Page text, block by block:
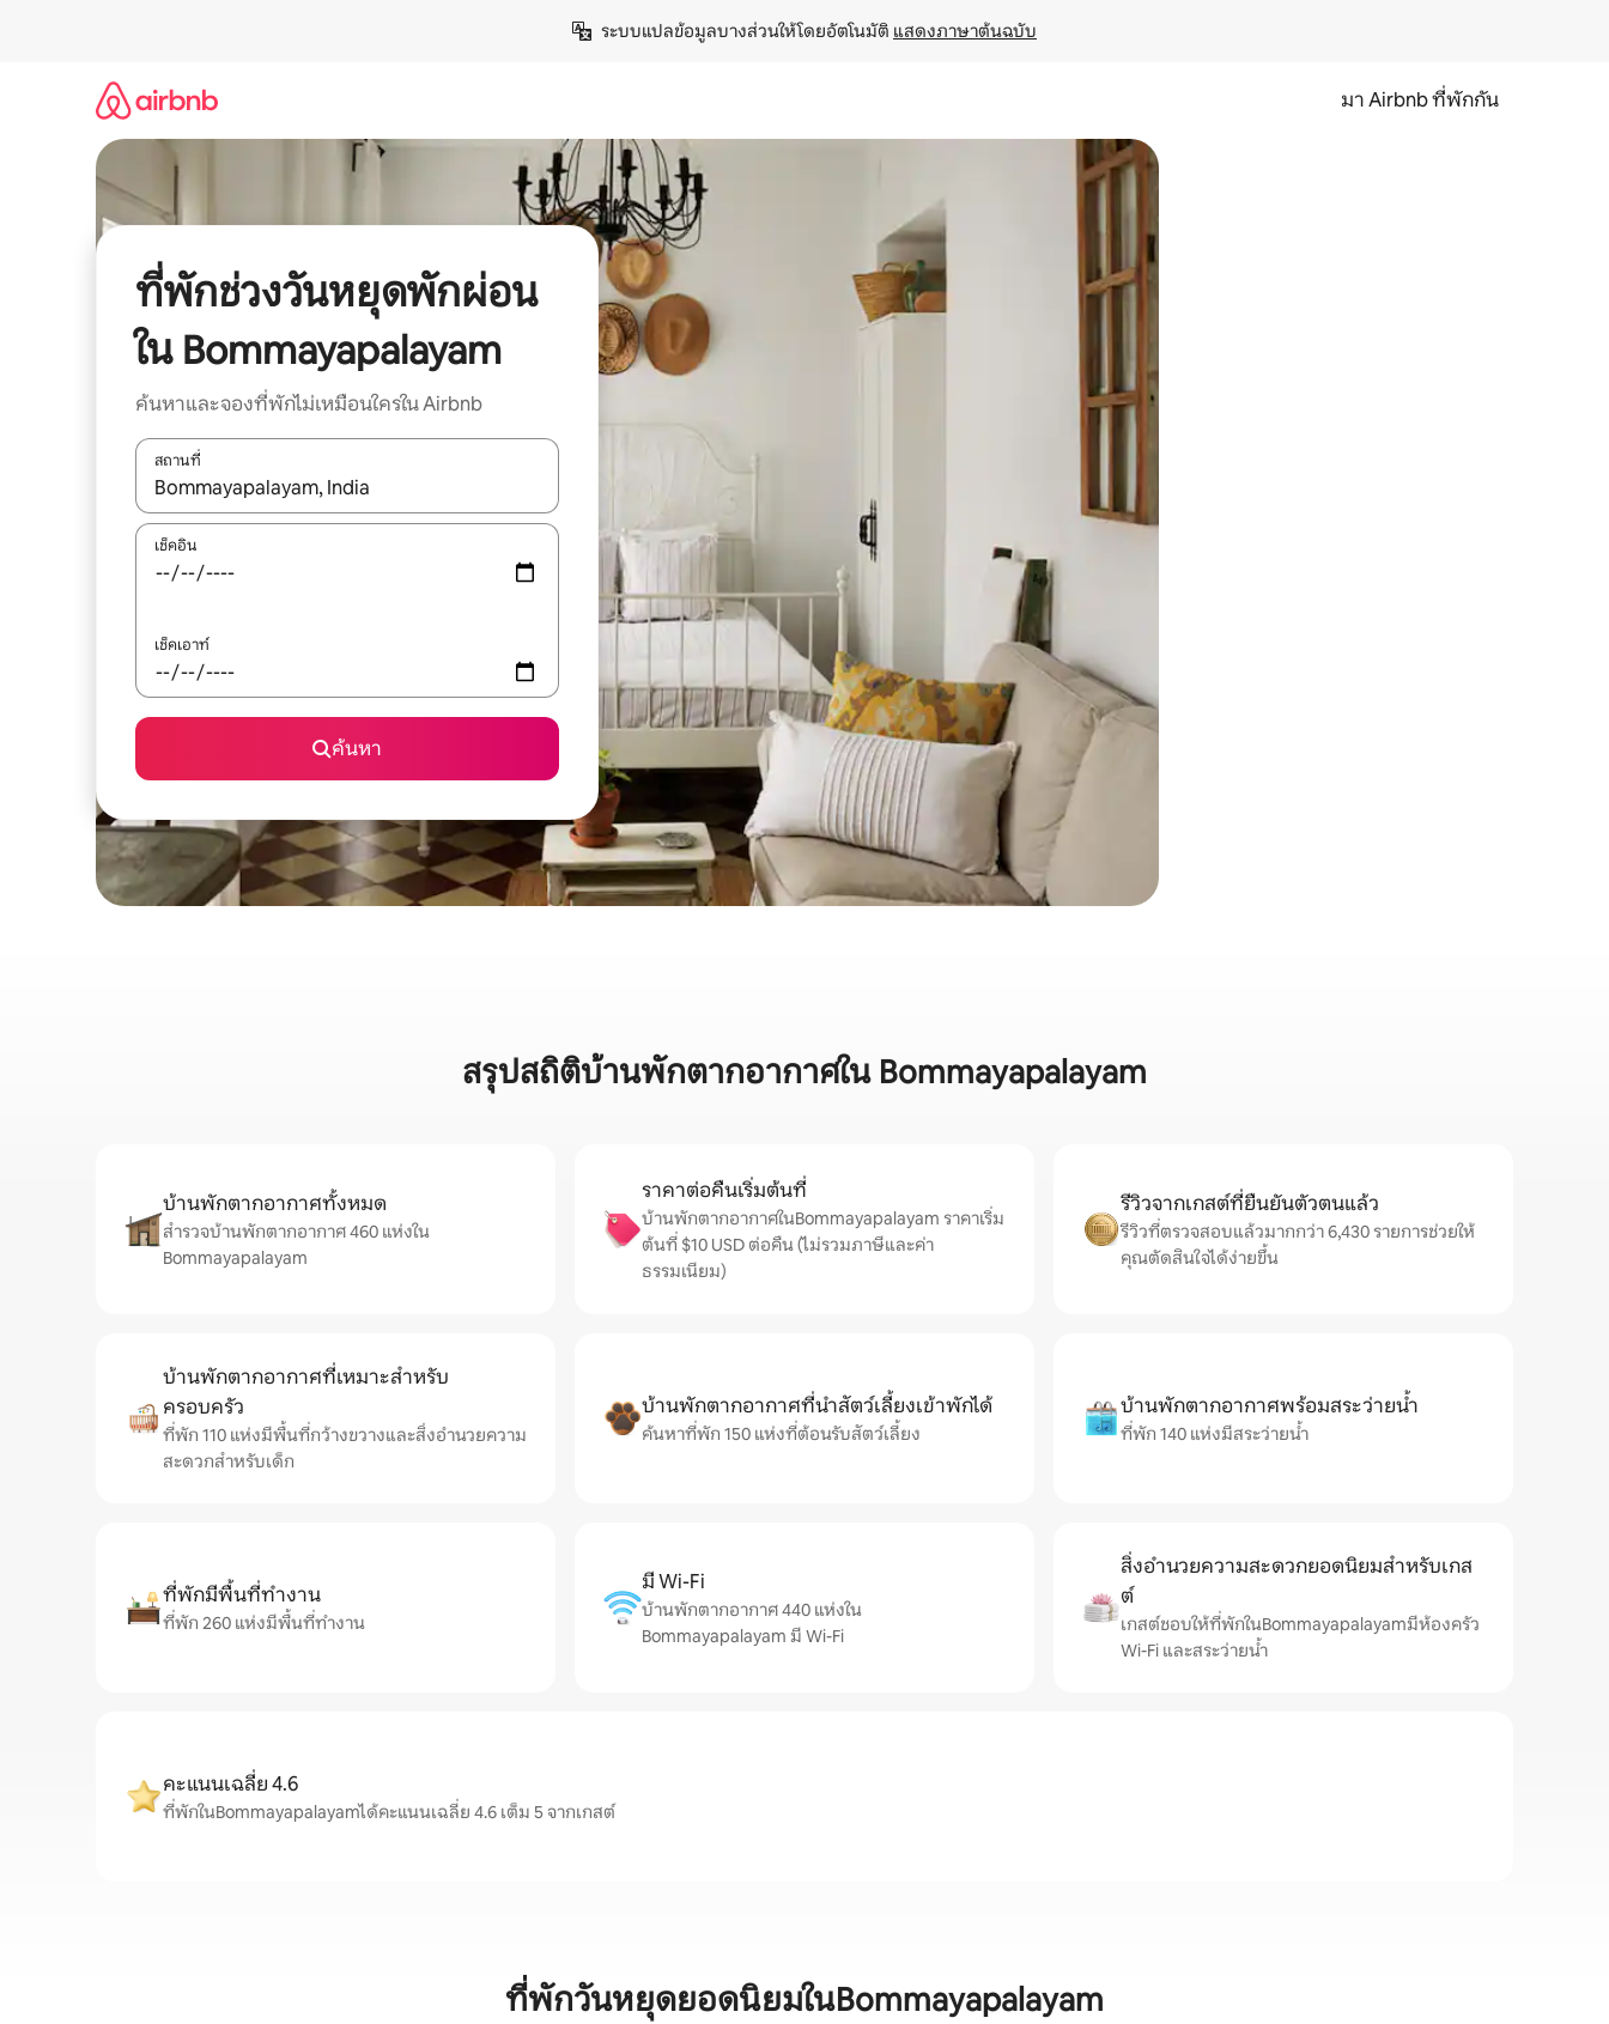
ระบบแปลข้อมูลบางส่วนให้โดยอัตโนมัติ แสดงภาษาต้นฉบับ
มา Airbnb ที่พักกัน
ที่พักช่วงวันหยุดพักผ่อน
ใน Bommayapalayam
ค้นหาและจองที่พักไม่เหมือนใครใน Airbnb
สถานที่
ใช้ลูกศรขึ้นลง หรือใช้การสัมผัสหรือปัด เพื่อสำรวจผลการค้นหา
เช็คอิน
เช็คเอาท์
ค้นหา
สรุปสถิติบ้านพักตากอากาศใน Bommayapalayam
บ้านพักตากอากาศทั้งหมด
สำรวจบ้านพักตากอากาศ 460 แห่งใน
Bommayapalayam
ราคาต่อคืนเริ่มต้นที่
บ้านพักตากอากาศในBommayapalayam ราคาเริ่ม
ต้นที่ $10 USD ต่อคืน (ไม่รวมภาษีและค่า
ธรรมเนียม)
รีวิวจากเกสต์ที่ยืนยันตัวตนแล้ว
รีวิวที่ตรวจสอบแล้วมากกว่า 6,430 รายการช่วยให้
คุณตัดสินใจได้ง่ายขึ้น
บ้านพักตากอากาศที่เหมาะสำหรับ
ครอบครัว
ที่พัก 110 แห่งมีพื้นที่กว้างขวางและสิ่งอำนวยความ
สะดวกสำหรับเด็ก
บ้านพักตากอากาศที่นำสัตว์เลี้ยงเข้าพักได้
ค้นหาที่พัก 150 แห่งที่ต้อนรับสัตว์เลี้ยง
บ้านพักตากอากาศพร้อมสระว่ายน้ำ
ที่พัก 140 แห่งมีสระว่ายน้ำ
ที่พักมีพื้นที่ทำงาน
ที่พัก 260 แห่งมีพื้นที่ทำงาน
มี Wi-Fi
บ้านพักตากอากาศ 440 แห่งใน
Bommayapalayam มี Wi-Fi
สิ่งอำนวยความสะดวกยอดนิยมสำหรับเกส
ต์
เกสต์ชอบให้ที่พักในBommayapalayamมีห้องครัว
Wi-Fi และสระว่ายน้ำ
คะแนนเฉลี่ย 4.6
ที่พักในBommayapalayamได้คะแนนเฉลี่ย 4.6 เต็ม 5 จากเกสต์
ที่พักวันหยุดยอดนิยมในBommayapalayam